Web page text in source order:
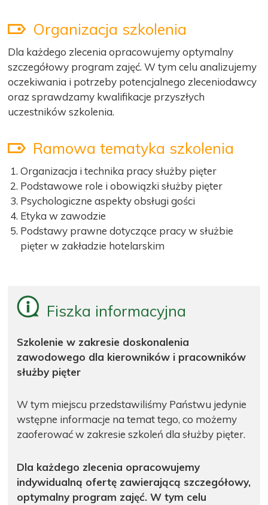
Organizacja szkolenia
Dla każdego zlecenia opracowujemy optymalny
szczegółowy program zajęć. W tym celu analizujemy
oczekiwania i potrzeby potencjalnego zleceniodawcy
oraz sprawdzamy kwalifikacje przyszłych
uczestników szkolenia.
Ramowa tematyka szkolenia
Organizacja i technika pracy służby pięter
Podstawowe role i obowiązki służby pięter
Psychologiczne aspekty obsługi gości
Etyka w zawodzie
Podstawy prawne dotyczące pracy w służbie
pięter w zakładzie hotelarskim
Fiszka informacyjna
Szkolenie w zakresie doskonalenia
zawodowego dla kierowników i pracowników
służby pięter
W tym miejscu przedstawiliśmy Państwu jedynie
wstępne informacje na temat tego, co możemy
zaoferować w zakresie szkoleń dla służby pięter.
Dla każdego zlecenia opracowujemy
indywidualną ofertę zawierającą szczegółowy,
optymalny program zajęć. W tym celu